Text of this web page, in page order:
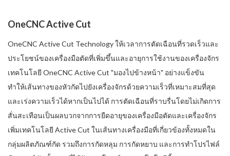
OneCNC Active Cut
OneCNC Active Cut Technology ให้เวลาการตัดเฉือนที่รวดเร็วและ
ประโยชน์ของเครื่องมือตัดที่เพิ่มขึ้นและอายุการใช้งานของเครื่องจักร
เทคโนโลยี OneCNC Active Cut "มองไปข้างหน้า" อย่างแข็งขัน
ทำให้เส้นทางของหัวกัดไปยังเครื่องจักรด้วยความเร็วที่เหมาะสมที่สุด
และเร่งความเร็วได้หากเป็นไปได้ การตัดเฉือนที่ราบรื่นโดยไม่เกิดการ
สั่นสะเทือนเป็นผลบวกจากการยืดอายุของเครื่องมือตัดและเครื่องจักร
เพิ่มเทคโนโลยี Active Cut ในเส้นทางเครื่องมือที่เกี่ยวข้องทั้งหมดใน
กลุ่มผลิตภัณฑ์กัด รวมถึงการกัดหลุม การกัดหยาบ และการทำโปรไฟล์